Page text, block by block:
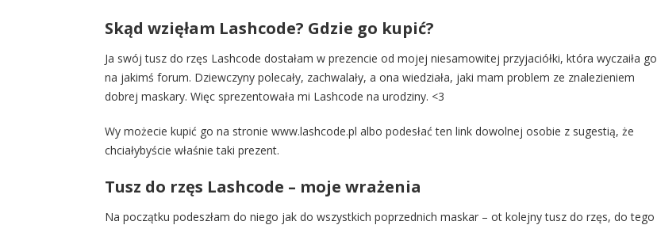
Skąd wzięłam Lashcode? Gdzie go kupić?
Ja swój tusz do rzęs Lashcode dostałam w prezencie od mojej niesamowitej przyjaciółki, która wyczaiła go
na jakimś forum. Dziewczyny polecały, zachwalały, a ona wiedziała, jaki mam problem ze znalezieniem
dobrej maskary. Więc sprezentowała mi Lashcode na urodziny. <3
Wy możecie kupić go na stronie www.lashcode.pl albo podesłać ten link dowolnej osobie z sugestią, że
chciałybyście właśnie taki prezent.
Tusz do rzęs Lashcode – moje wrażenia
Na początku podeszłam do niego jak do wszystkich poprzednich maskar – ot kolejny tusz do rzęs, do tego